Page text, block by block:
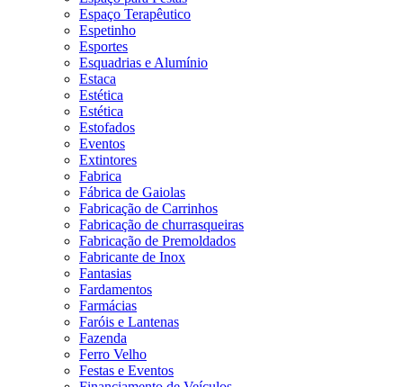
Espaço Terapêutico
Espetinho
Esportes
Esquadrias e Alumínio
Estaca
Estética
Estética
Estofados
Eventos
Extintores
Fabrica
Fábrica de Gaiolas
Fabricação de Carrinhos
Fabricação de churrasqueiras
Fabricação de Premoldados
Fabricante de Inox
Fantasias
Fardamentos
Farmácias
Faróis e Lantenas
Fazenda
Ferro Velho
Festas e Eventos